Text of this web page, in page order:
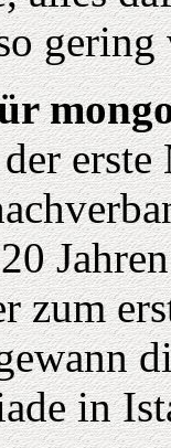
zum
in